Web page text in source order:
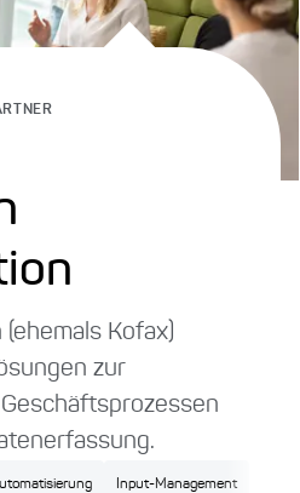
Kofax)
zur
Input-Management